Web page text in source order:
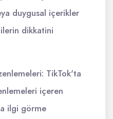
duygusal içerikler
dikkatini
TikTok'ta
içeren
ilgi görme